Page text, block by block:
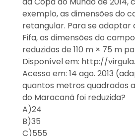
exemplo, as dimensões do
retangular. Para se adaptar
Fifa, as dimensões do
reduzidas de 110 m × 75 m
Disponível em: http://
Acesso em: 14 ago. 2013
quantos metros quadrados
do Maracanã foi reduzida?
A)24
B)35
C)555